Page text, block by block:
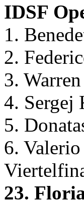
IDSF
1.
2.
3.
4. Sergej
5.
6.
23.